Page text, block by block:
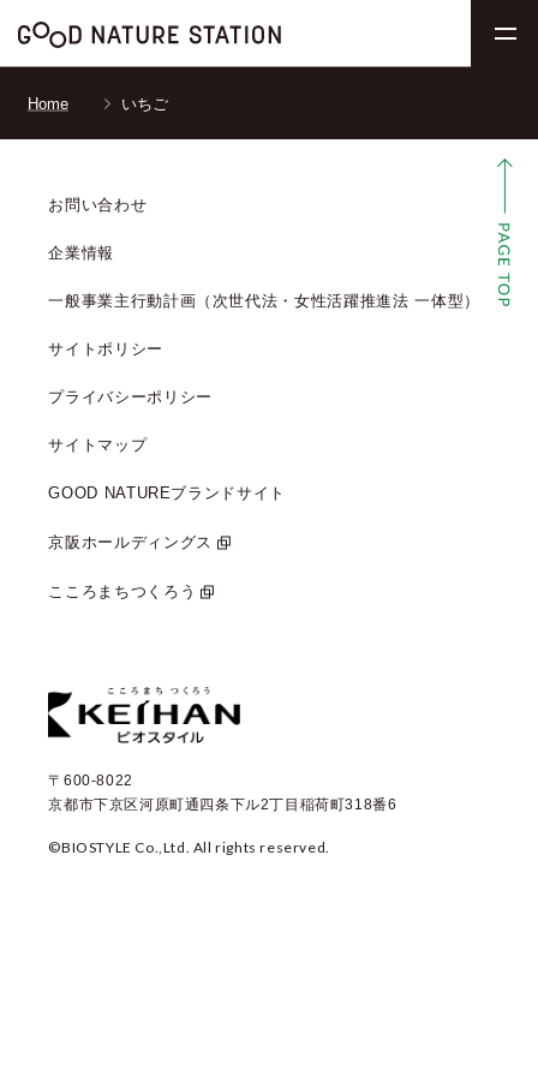
Home いちご
お問い合わせ
企業情報
一般事業主行動計画（次世代法・女性活躍推進法 一体型）
サイトポリシー
プライバシーポリシー
サイトマップ
GOOD NATUREブランドサイト
京阪ホールディングス
こころまちつくろう
〒600-8022
京都市下京区河原町通四条下ル2丁目稲荷町318番6
©BIOSTYLE Co.,Ltd. All rights reserved.